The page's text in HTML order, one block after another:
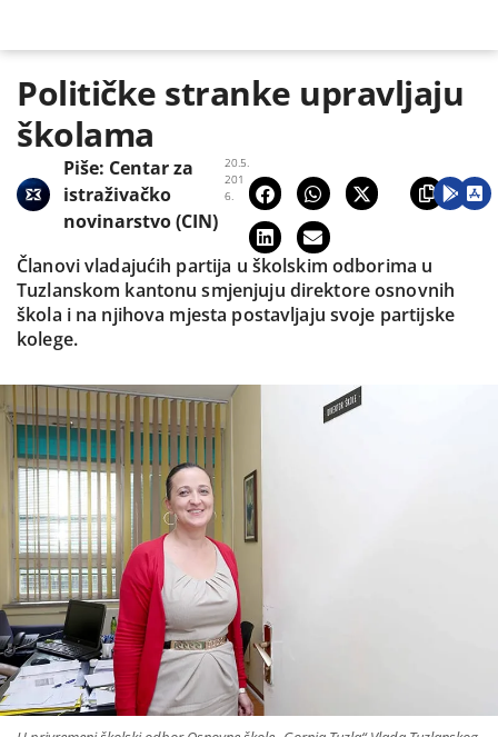
Političke stranke upravljaju
školama
20.5.
201
6.
Piše: Centar za
istraživačko
novinarstvo (CIN)
Članovi vladajućih partija u školskim odborima u
Tuzlanskom kantonu smjenjuju direktore osnovnih
škola i na njihova mjesta postavljaju svoje partijske
kolege.